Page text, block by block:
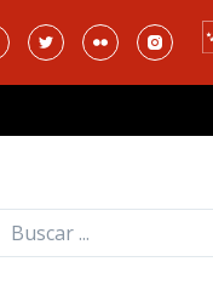
Buscar